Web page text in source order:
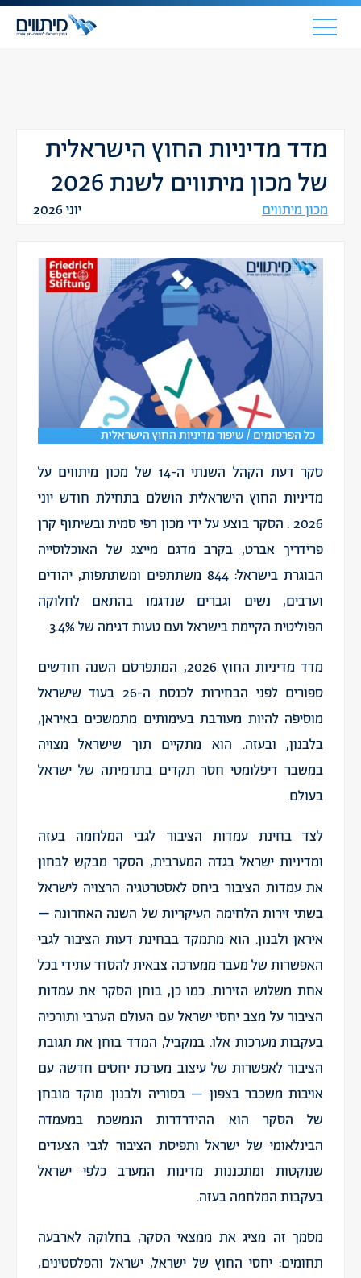
מדד מדיניות החוץ הישראלית
של מכון מיתווים לשנת 2026
מכון מיתווים יוני 2026
כל הפרסומים / שיפור מדיניות החוץ הישראלית
סקר דעת הקהל השנתי ה-14 של מכון מיתווים על
מדיניות החוץ הישראלית הושלם בתחילת חודש יוני
2026 . הסקר בוצע על ידי מכון רפי סמית ובשיתוף קרן
פרידריך אברט, בקרב מדגם מייצג של האוכלוסייה
הבוגרת בישראל: 844 משתתפים ומשתתפות, יהודים
וערבים, נשים וגברים שנדגמו בהתאם לחלוקה
הפוליטית הקיימת בישראל ועם טעות דגימה של 3.4%.
מדד מדיניות החוץ 2026, המתפרסם השנה חודשים
ספורים לפני הבחירות לכנסת ה-26 בעוד שישראל
מוסיפה להיות מעורבת בעימותים מתמשכים באיראן,
בלבנון, ובעזה. הוא מתקיים תוך שישראל מצויה
במשבר דיפלומטי חסר תקדים בתדמיתה של ישראל
בעולם.
לצד בחינת עמדות הציבור לגבי המלחמה בעזה
ומדיניות ישראל בגדה המערבית, הסקר מבקש לבחון
את עמדות הציבור ביחס לאסטרטגיה הרצויה לישראל
בשתי זירות הלחימה העיקריות של השנה האחרונה –
איראן ולבנון. הוא מתמקד בבחינת דעות הציבור לגבי
האפשרות של מעבר ממערכה צבאית להסדר עתידי בכל
אחת משלוש הזירות. כמו כן, בוחן הסקר את עמדות
הציבור על מצב יחסי ישראל עם העולם הערבי ותורכיה
בעקבות מערכות אלו. במקביל, המדד בוחן את תגובת
הציבור לאפשרות של עיצוב מערכת יחסים חדשה עם
אויבות משכבר בצפון – בסוריה ולבנון. מוקד מובחן
של הסקר הוא ההידרדרות הנמשכת במעמדה
הבינלאומי של ישראל ותפיסת הציבור לגבי הצעדים
שנוקטות ומתכננות מדינות המערב כלפי ישראל
בעקבות המלחמה בעזה.
מסמך זה מציג את ממצאי הסקר, בחלוקה לארבעה
תחומים: יחסי החוץ של ישראל, ישראל והפלסטינים,